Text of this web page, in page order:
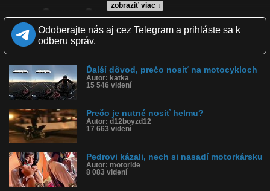
zobraziť viac ↓
HD NQ
LQ
Zverejnené: 6.11.2018 17:10
Páči sa: 93% (74 hlasov)
Obľúbené: 18
Kategória: ľudia
Tagy: helma, motorkár, ochrana hlavy, nesprávne nasadenie helmy
História sledovanosti videa:
Odoberajte nás aj cez Telegram a prihláste sa k
odberu správ.
Ďalší dôvod, prečo nosiť na motocykloch
Autor: katka
15 546 videní
Prečo je nutné nosiť helmu?
Autor: d12boyzd12
17 663 videní
Pedrovi kázali, nech si nasadí motorkársku
Autor: motoride
8 083 videní